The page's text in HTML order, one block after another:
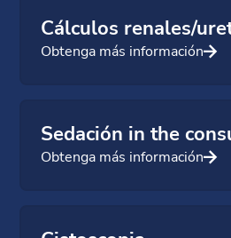
Cálculos renales/
Obtenga más información
Sedación in the
Obtenga más información